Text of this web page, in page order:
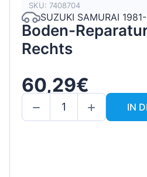
SKU: 7408704
SUZUKI SAMURAI 1981-
Boden-
Rechts
60,29€
IN